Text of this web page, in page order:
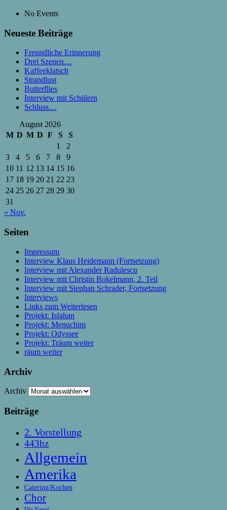
No Events
Neueste Beiträge
Freundliche Erinnerung
Drei Szenen…
Kaffeeklatsch
Strandlust
Butterflies
Interview mit Schülern
Schluss…
August 2026
M D M D F S
S
1
2
3
4 5 6 7 8
9
10 11 12 13 14 15 16
17 18 19 20 21 22 23
24 25 26 27 28 29 30
31
« Nov.
Seiten
Impressum
Interview Klaus Heidemann (Fortsetzung)
Interview mit Alexander Radulescu
Interview mit Christin Bokelmann, 2. Teil
Interview mit Stephan Schrader, Fortsetzung
Interviews
Links zum Weiterlesen
Projekt: Isfahan
Projekt: Menuchim
Projekt: Odyssee
Projekt: Träum weiter
räum weiter
Archiv
Archiv
Beiträge
2. Vorstellung
443hz
Allgemein
Amerika
Catering/Kochen
Chor